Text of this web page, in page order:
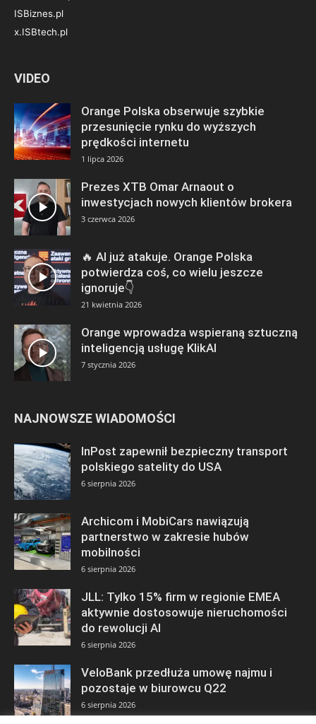
ISBiznes.pl
x.ISBtech.pl
VIDEO
Orange Polska obserwuje szybkie
przesunięcie rynku do wyższych
prędkości internetu
1 lipca 2026
Prezes XTB Omar Arnaout o
inwestycjach nowych klientów brokera
3 czerwca 2026
🔥 AI już atakuje. Orange Polska
potwierdza coś, co wielu jeszcze
ignoruje👇
21 kwietnia 2026
Orange wprowadza wspieraną sztuczną
inteligencją usługę KlikAI
7 stycznia 2026
NAJNOWSZE WIADOMOŚCI
InPost zapewnił bezpieczny transport
polskiego satelity do USA
6 sierpnia 2026
Archicom i MobiCars nawiązują
partnerstwo w zakresie hubów
mobilności
6 sierpnia 2026
JLL: Tylko 15% firm w regionie EMEA
aktywnie dostosowuje nieruchomości
do rewolucji AI
6 sierpnia 2026
VeloBank przedłuża umowę najmu i
pozostaje w biurowcu Q22
6 sierpnia 2026